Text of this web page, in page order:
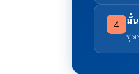
4 มั่
ชุด